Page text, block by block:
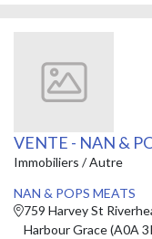
VENTE - NAN &
Immobiliers / Autre
NAN & POPS MEATS
759 Harvey St
Harbour Grace (A0A